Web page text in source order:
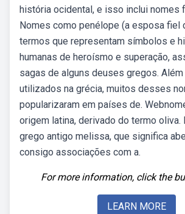
história ocidental, e isso inclui nomes
Nomes como penélope (a esposa fiel
termos que representam símbolos e
humanas de heroísmo e superação,
sagas de alguns deuses gregos.
utilizados na grécia, muitos desses
popularizaram em países de.
origem latina, derivado do termo oliva.
grego antigo melissa, que significa
consigo associações com a.
For more information, click the
LEARN MORE